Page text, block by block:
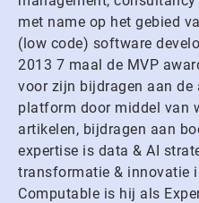
met name op het gebied
(low code) software
2013 7 maal de MVP
voor zijn bijdragen aan
platform door middel van
artikelen, bijdragen aan
expertise is data & AI
transformatie & innovatie
Computable is hij als